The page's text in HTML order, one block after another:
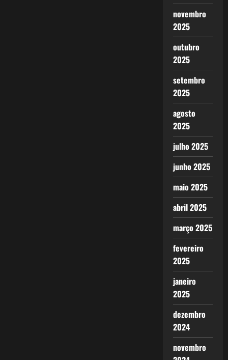
novembro
2025
outubro
2025
setembro
2025
agosto
2025
julho 2025
junho 2025
maio 2025
abril 2025
março 2025
fevereiro
2025
janeiro
2025
dezembro
2024
novembro